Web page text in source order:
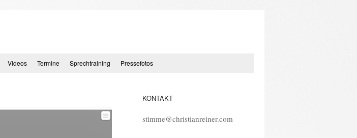
Videos Termine Sprechtraining Pressefotos
KONTAKT
stimme@christianreiner.com